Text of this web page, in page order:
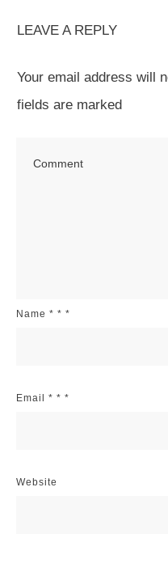
LEAVE A REPLY
Your email address will
fields are marked
Name * * *
Email * * *
Website